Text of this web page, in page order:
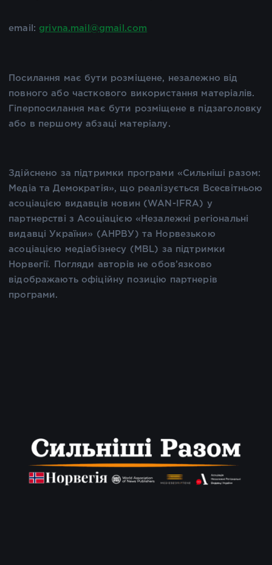
email: grivna.mail@gmail.com
Посилання має бути розміщене, незалежно від
повного або часткового використання матеріалів.
Гіперпосилання має бути розміщене в підзаголовку
або в першому абзаці матеріалу.
Здійснено за підтримки програми «Сильніші разом:
Медіа та Демократія», що реалізується Всесвітньою
асоціацією видавців новин (WAN-IFRA) у
партнерстві з Асоціацією «Незалежні регіональні
видавці України» (АНРВУ) та Норвезькою
асоціацією медіабізнесу (MBL) за підтримки
Норвегії. Погляди авторів не обов’язково
відображають офіційну позицію партнерів
програми.